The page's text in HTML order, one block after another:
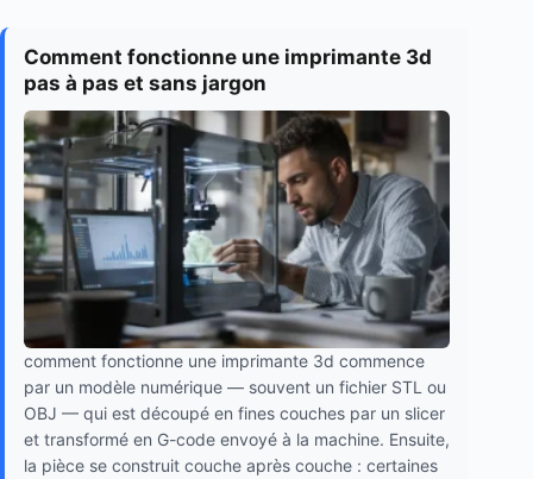
Comment fonctionne une imprimante 3d
pas à pas et sans jargon
comment fonctionne une imprimante 3d commence
par un modèle numérique — souvent un fichier STL ou
OBJ — qui est découpé en fines couches par un slicer
et transformé en G-code envoyé à la machine. Ensuite,
la pièce se construit couche après couche : certaines